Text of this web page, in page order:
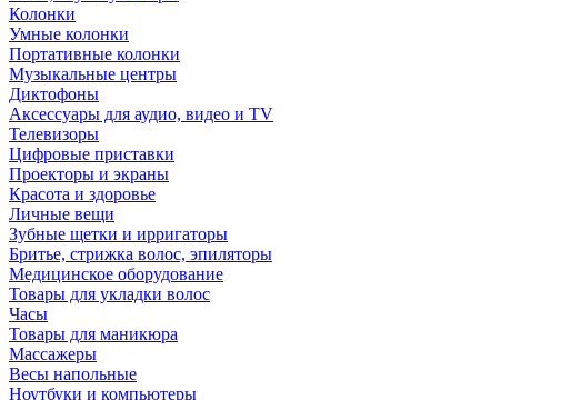
Колонки
Умные колонки
Портативные колонки
Музыкальные центры
Диктофоны
Аксессуары для аудио, видео и TV
Телевизоры
Цифровые приставки
Проекторы и экраны
Красота и здоровье
Личные вещи
Зубные щетки и ирригаторы
Бритье, стрижка волос, эпиляторы
Медицинское оборудование
Товары для укладки волос
Часы
Товары для маникюра
Массажеры
Весы напольные
Ноутбуки и компьютеры